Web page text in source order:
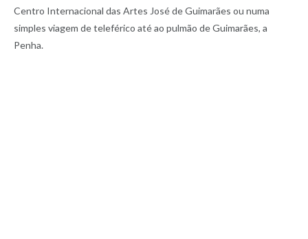
Centro Internacional das Artes José de Guimarães ou numa
simples viagem de teleférico até ao pulmão de Guimarães, a
Penha.